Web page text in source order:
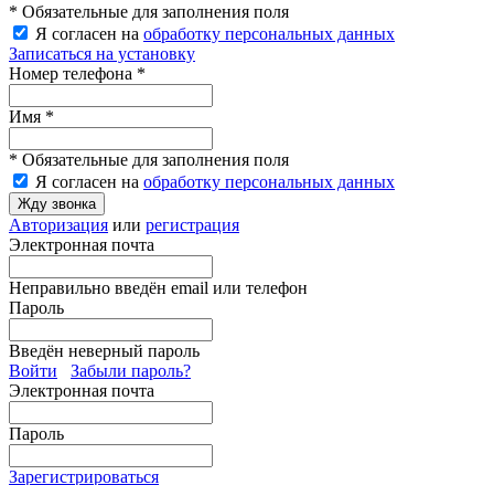
* Обязательные для заполнения поля
Я согласен на обработку персональных данных
Записаться на установку
Номер телефона *
Имя *
* Обязательные для заполнения поля
Я согласен на обработку персональных данных
Жду звонка
Авторизация или регистрация
Электронная почта
Неправильно введён email или телефон
Пароль
Введён неверный пароль
Войти
Забыли пароль?
Электронная почта
Пароль
Зарегистрироваться